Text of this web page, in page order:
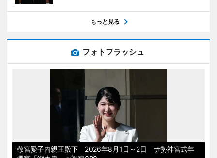
もっと見る
フォトフラッシュ
敬宮愛子内親王殿下 2026年8月1日～2日 伊勢神宮式年